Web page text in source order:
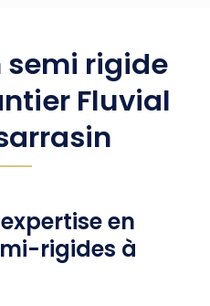
semi rigide
Fluvial
en
rigides à